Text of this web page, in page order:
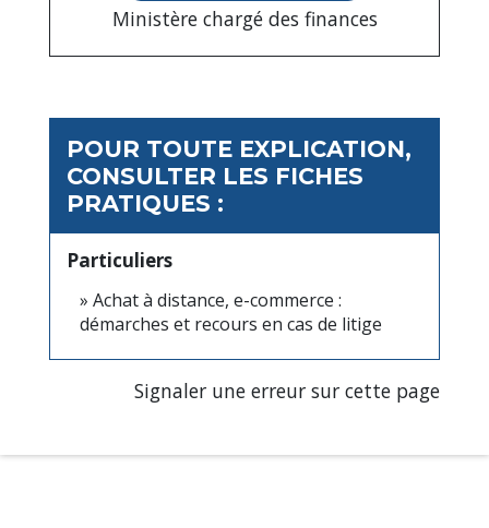
Ministère chargé des finances
POUR TOUTE EXPLICATION,
CONSULTER LES FICHES
PRATIQUES :
Particuliers
Achat à distance, e-commerce :
démarches et recours en cas de litige
Signaler une erreur sur cette page